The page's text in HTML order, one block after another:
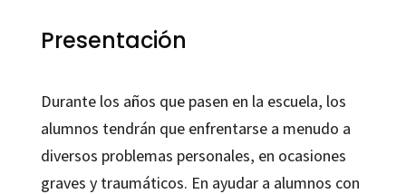
problemas
Presentación
Durante los años que pasen en la escuela, los
alumnos tendrán que enfrentarse a menudo a
diversos problemas personales, en ocasiones
graves y traumáticos. En ayudar a alumnos con